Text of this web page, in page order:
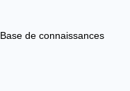
Base de connaissances